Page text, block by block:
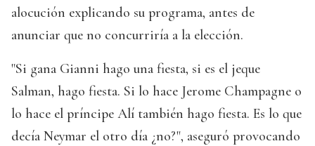
alocución explicando su programa, antes de
anunciar que no concurriría a la elección.
"Si gana Gianni hago una fiesta, si es el jeque
Salman, hago fiesta. Si lo hace Jerome Champagne o
lo hace el príncipe Alí también hago fiesta. Es lo que
decía Neymar el otro día ¿no?", aseguró provocando